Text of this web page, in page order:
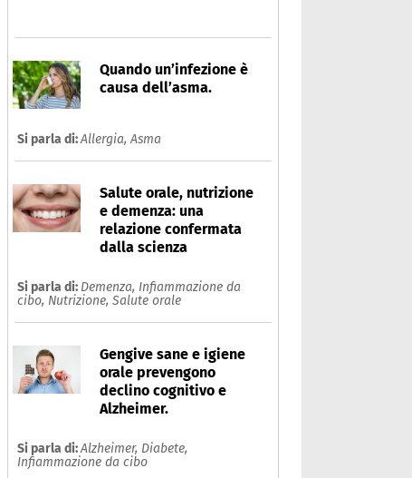
Insonnia
Quando un’infezione è
causa dell’asma.
Si parla di:Allergia,Asma
Salute orale, nutrizione
e demenza: una
relazione confermata
dalla scienza
Si parla di: Demenza, Infiammazione da
cibo, Nutrizione, Salute orale
Gengive sane e igiene
orale prevengono
declino cognitivo e
Alzheimer.
Si parla di:Alzheimer, Diabete,
Infiammazione da cibo